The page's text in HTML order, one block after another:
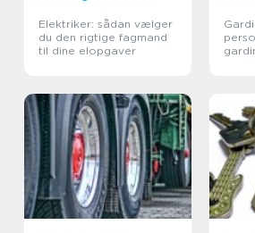
Elektriker: sådan vælger
du den rigtige fagmand
til dine elopgaver